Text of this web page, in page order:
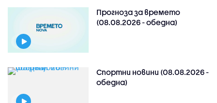
Прогноза за времето
(08.08.2026 - обедна)
Спортни новини (08.08.2026 -
обедна)